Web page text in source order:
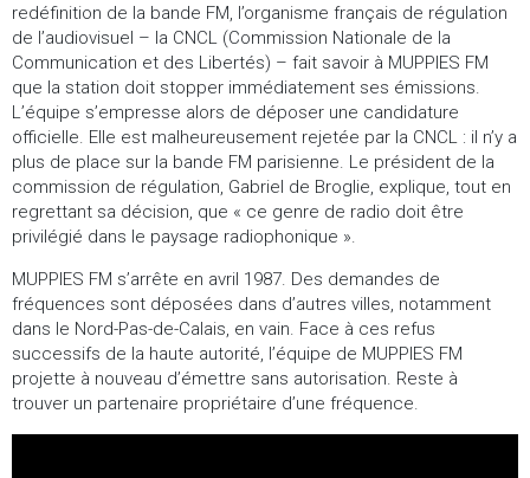
redéfinition de la bande FM, l’organisme français de régulation
de l’audiovisuel – la CNCL (Commission Nationale de la
Communication et des Libertés) – fait savoir à MUPPIES FM
que la station doit stopper immédiatement ses émissions.
L’équipe s’empresse alors de déposer une candidature
officielle. Elle est malheureusement rejetée par la CNCL : il n’y a
plus de place sur la bande FM parisienne. Le président de la
commission de régulation, Gabriel de Broglie, explique, tout en
regrettant sa décision, que « ce genre de radio doit être
privilégié dans le paysage radiophonique ».
MUPPIES FM s’arrête en avril 1987. Des demandes de
fréquences sont déposées dans d’autres villes, notamment
dans le Nord-Pas-de-Calais, en vain. Face à ces refus
successifs de la haute autorité, l’équipe de MUPPIES FM
projette à nouveau d’émettre sans autorisation. Reste à
trouver un partenaire propriétaire d’une fréquence.